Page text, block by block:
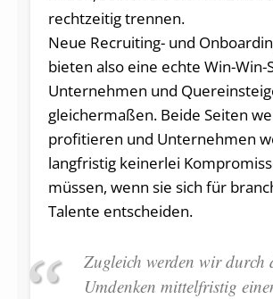
rechtzeitig trennen.
Neue Recruiting- und
bieten also eine echte Win-
Unternehmen und
gleichermaßen. Beide Seiten
profitieren und Unternehmen
langfristig keinerlei
müssen, wenn sie sich für
Talente entscheiden.
Zugleich werden wir durch
Umdenken mittelfristig